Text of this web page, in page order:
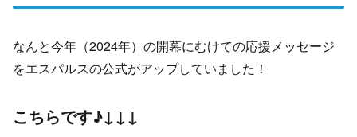
なんと今年（2024年）の開幕にむけての応援メッセージ
をエスパルスの公式がアップしていました！
こちらです♪↓↓↓